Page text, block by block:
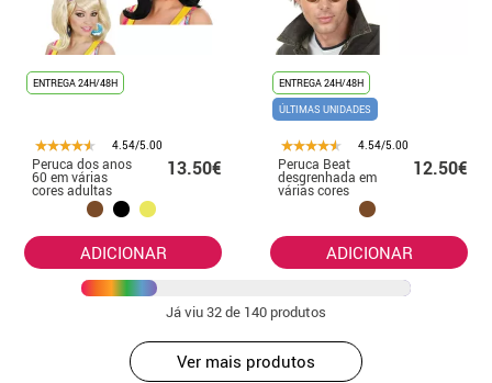
ENTREGA 24H/48H
4.54/5.00
Peruca dos anos
60 em várias
cores adultas
13.50€
ADICIONAR
ENTREGA 24H/48H
ÚLTIMAS UNIDADES
4.54/5.00
Peruca Beat
desgrenhada em
várias cores
12.50€
ADICIONAR
Já viu32de 140 produtos
Ver mais produtos